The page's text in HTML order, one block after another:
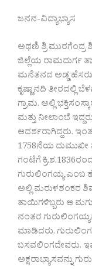
ಜನನ-ವಿದ್ಯಾಭ್ಯಾಸ
ಅಥಣಿ ಶ್ರಿ
ಜಿಲ್ಲೆಯ ರಾಮದುರ್ಗ
ಮನೆತನದ ಅಡ್ಡ
ಕೃಷ್ಣಾನದಿ ತೀರದಲ್ಲಿ
ಗ್ರಾಮ. ಅಲ್ಲಿ
ಮತ್ತು ನೀಲಾಂಬೆ
ಆದರ್ಶರಾಗಿದ್ದರು.
1758ನೆಯ ದುಮುಖೀ
ಗಂಟೆಗೆ
ಗುರುಲಿಂಗಯ್ಯ ಎಂಬ
ಅಲ್ಲಿ ಮರುಳಶಂಕರ
ತಾಯಿಗಳಿಬ್ಬರು ಆ
ನಂತರ
ಮಾಡಿದರು.
ಬಸವಲಿಂಗದೇವರು.
ಅಕ್ಷರಾಭ್ಯಾಸವನ್ನು